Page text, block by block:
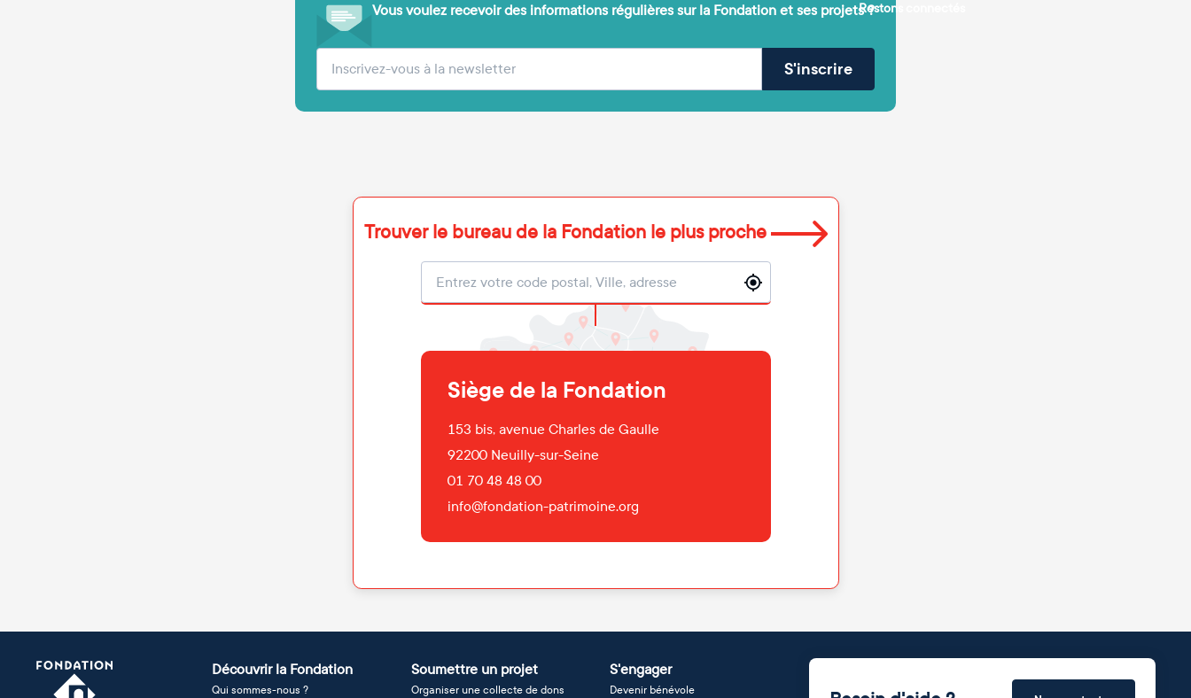
Vous voulez recevoir des informations régulières sur la Fondation et ses projets ?
Votre adresse e-mail (obligatoire) S'inscrire
Restons connectés
Trouver le bureau de la Fondation le plus proche
Localisation
Siège de la Fondation
153 bis, avenue Charles de Gaulle
92200 Neuilly-sur-Seine
01 70 48 48 00
info@fondation-patrimoine.org
Découvrir la Fondation
Qui sommes-nous ?
Soumettre un projet
Organiser une collecte de dons
S'engager
Devenir bénévole